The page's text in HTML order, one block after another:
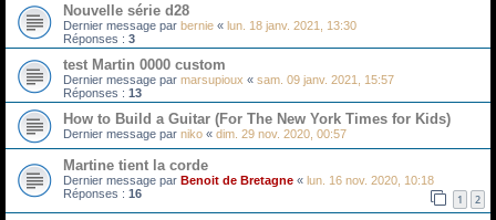
Nouvelle série d28
Dernier message par bernie « lun. 18 janv. 2021, 13:30
Réponses : 3
test Martin 0000 custom
Dernier message par marsupioux « sam. 09 janv. 2021, 15:57
Réponses : 13
How to Build a Guitar (For The New York Times for Kids)
Dernier message par niko « dim. 29 nov. 2020, 00:57
Martine tient la corde
Dernier message par Benoit de Bretagne « lun. 16 nov. 2020, 10:18
Réponses : 16 1 2